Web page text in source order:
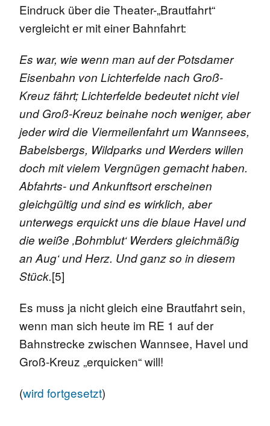
Eindruck über die Theater-„Brautfahrt“
vergleicht er mit einer Bahnfahrt:
Es war, wie wenn man auf der Potsdamer
Eisenbahn von Lichterfelde nach Groß-
Kreuz fährt; Lichterfelde bedeutet nicht viel
und Groß-Kreuz beinahe noch weniger, aber
jeder wird die Viermeilenfahrt um Wannsees,
Babelsbergs, Wildparks und Werders willen
doch mit vielem Vergnügen gemacht haben.
Abfahrts- und Ankunftsort erscheinen
gleichgültig und sind es wirklich, aber
unterwegs erquickt uns die blaue Havel und
die weiße ‚Bohmblut‘ Werders gleichmäßig
an Aug‘ und Herz. Und ganz so in diesem
Stück.[5]
Es muss ja nicht gleich eine Brautfahrt sein,
wenn man sich heute im RE 1 auf der
Bahnstrecke zwischen Wannsee, Havel und
Groß-Kreuz „erquicken“ will!
(wird fortgesetzt)